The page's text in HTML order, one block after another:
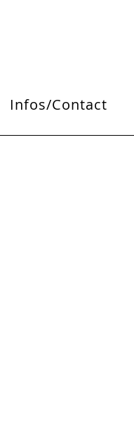
Infos/Contact